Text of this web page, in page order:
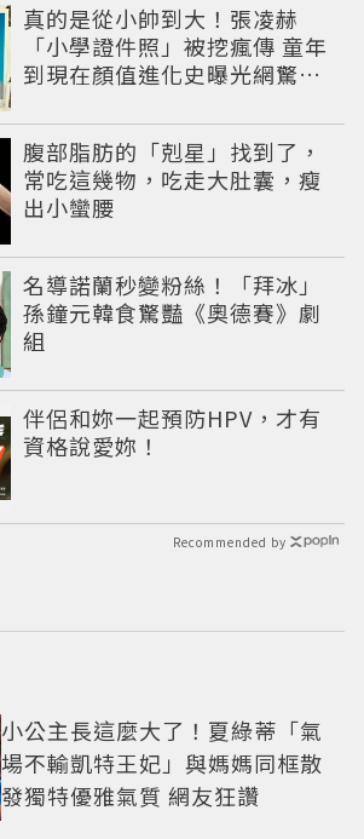
真的是從小帥到大！張凌赫
「小學證件照」被挖瘋傳 童年
到現在顏值進化史曝光網驚：
腹部脂肪的「剋星」找到了，
常吃這幾物，吃走大肚囊，瘦
出小蠻腰
名導諾蘭秒變粉絲！「拜冰」
孫鐘元韓食驚豔《奧德賽》劇
組
伴侶和妳一起預防HPV，才有
資格說愛妳！
Recommended by
小公主長這麼大了！夏綠蒂「氣
場不輸凱特王妃」與媽媽同框散
發獨特優雅氣質 網友狂讚